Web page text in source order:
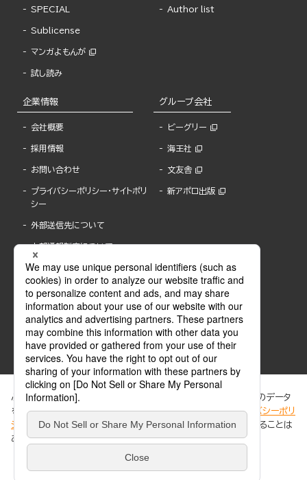
SPECIAL
Sublicense
マンガよもんが
試し読み
Author list
企業情報
会社概要
採用情報
お問い合わせ
プライバシーポリシー・サイトポリ
シー
外部送信先について
内部通報制度について
グループ会社
ビーグリー
海王社
文友舎
新アポロ出版
ABJマークは、この電子書店・電子書籍配信サービスが、著作権者からコンテンツ使用許諾を
得た正規版配信サービスであることを示す登録商標(登録番号 第6091713号)です。
ABJマークの詳細、ABJマークを掲示しているサービスの一覧はこちら。
ぶんか社が運営するサイトでは、利便性向上のためにCookie等のデータ
を使用しています。 当社のCookieについての詳細は、「プライバシーポリ
シー
」をご覧ください。当サイトでは、訪問者の個人情報を追跡することは
ありません。